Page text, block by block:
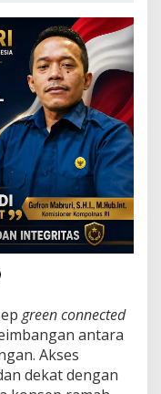
green connected
antara
Akses
dekat dengan